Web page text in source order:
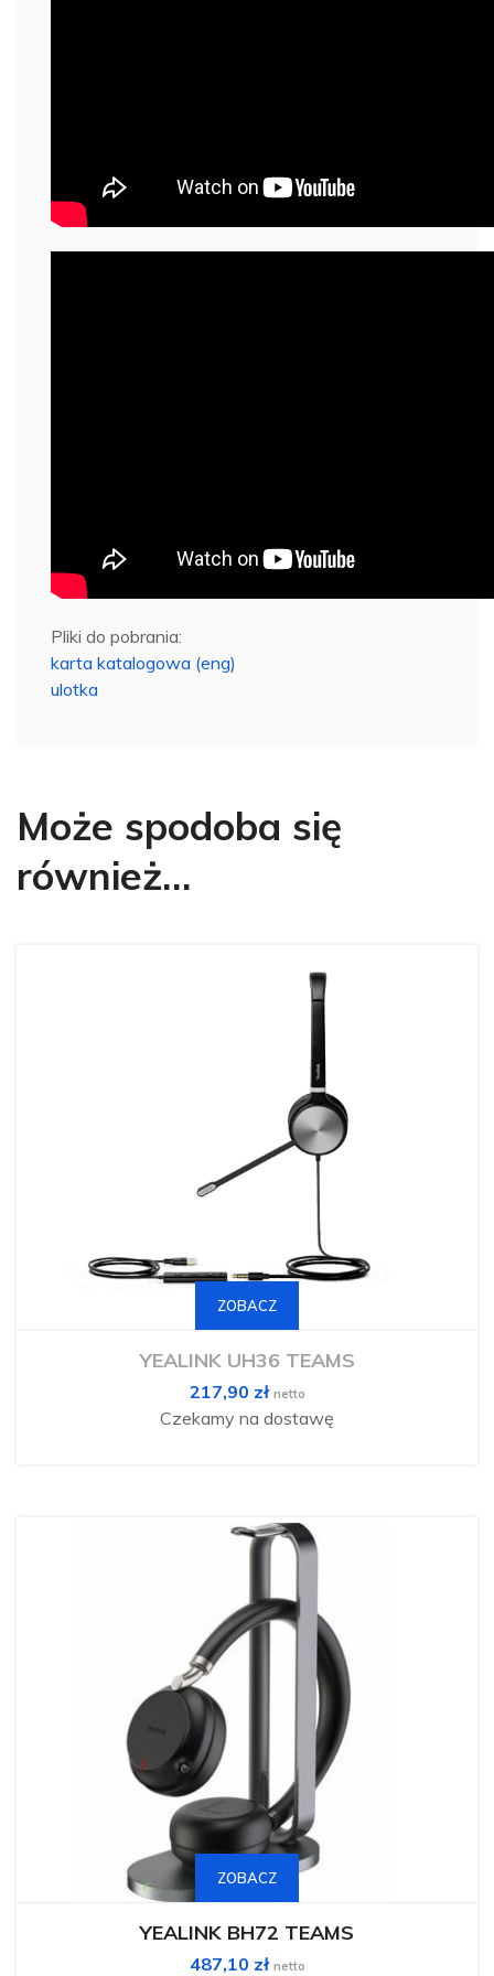
Pliki do pobrania:
karta katalogowa (eng)
ulotka
Może spodoba się
również…
ZOBACZ
Ten
produkt
wariantów.
można
wybrać
stronie
produktu
YEALINK UH36 TEAMS
217,90 zł netto
Czekamy na dostawę
ZOBACZ
Ten
produkt
ma
wariantów.
można
wybrać
stronie
YEALINK BH72 TEAMS
487,10 zł netto